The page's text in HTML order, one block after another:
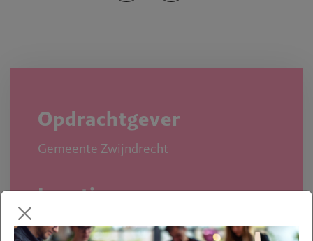
Opdrachtgever
Gemeente Zwijndrecht
Locatie
Zwijndrecht